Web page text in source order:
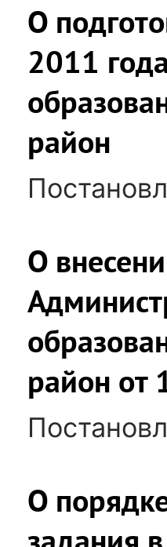
О
2011
район
О
район
О